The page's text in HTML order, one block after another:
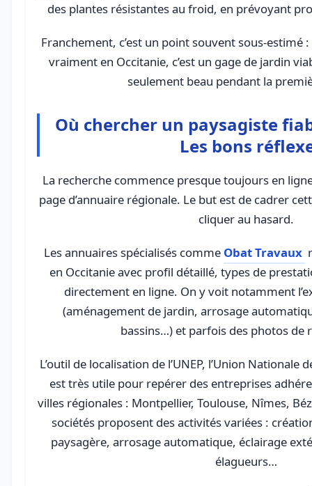
des plantes résistantes au froid, en prévoyant
Franchement, c’est un point souvent sous-estimé
vraiment en Occitanie, c’est un gage de jardin
seulement beau pendant la
Où chercher un paysagiste
Les bons
La recherche commence presque toujours en
page d’annuaire régionale. Le but est de cadrer
cliquer au hasard.
Les annuaires spécialisés comme Obat Travaux
en Occitanie avec profil détaillé, types de
directement en ligne. On y voit notamment
(aménagement de jardin, arrosage
bassins…) et parfois des photos de
L’outil de localisation de l’UNEP, l’Union Nationale
est très utile pour repérer des entreprises
villes régionales : Montpellier, Toulouse, Nîmes,
sociétés proposent des activités variées :
paysagère, arrosage automatique, éclairage
élagueurs…